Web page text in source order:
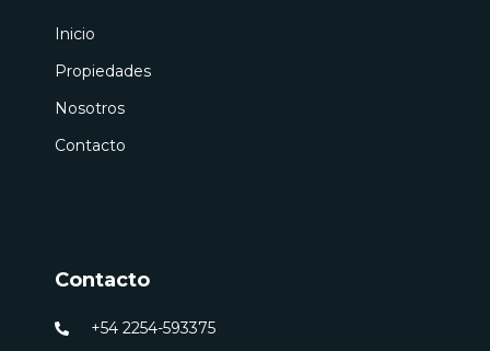
Inicio
Propiedades
Nosotros
Contacto
Contacto
+54 2254-593375